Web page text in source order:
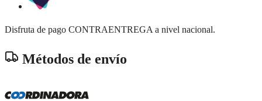
Disfruta de pago CONTRAENTREGA a nivel nacional.
Métodos de envío